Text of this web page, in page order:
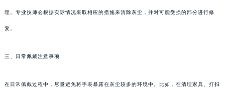
理。专业技师会根据实际情况采取相应的措施来清除灰尘，并对可能受损的部分进行修
复。
三、日常佩戴注意事项
在日常佩戴过程中，尽量避免将手表暴露在灰尘较多的环境中。比如，在清理家具、打扫